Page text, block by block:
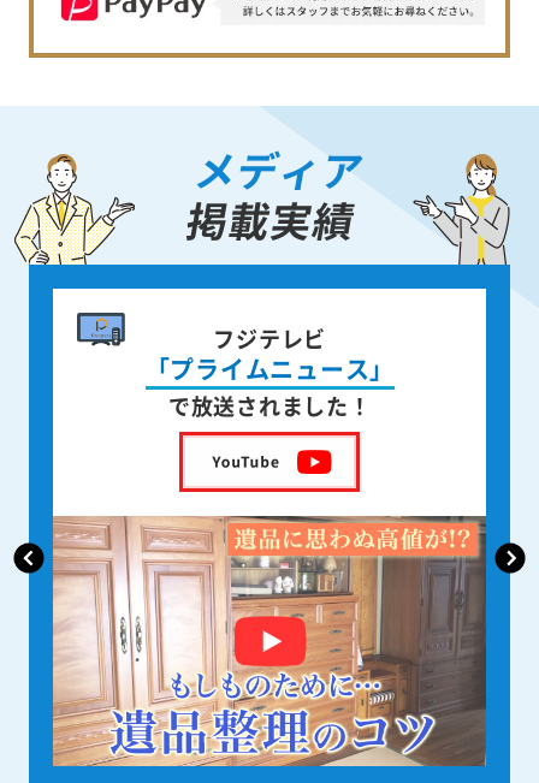
メディア
掲載実績
書籍出版
身近な人が
亡くなった後の遺品整理
を出版しました！